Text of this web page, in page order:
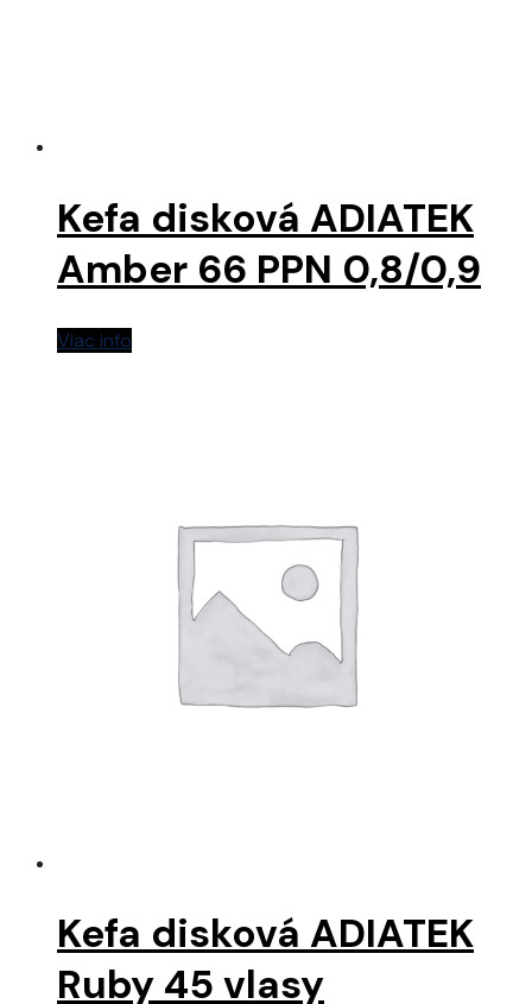
Kefa disková ADIATEK
Amber 66 PPN 0,8/0,9
Viac info
Kefa disková ADIATEK
Ruby 45 vlasy